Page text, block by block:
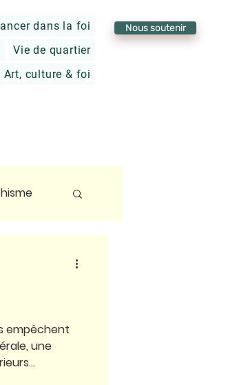
dans la foi
Vie de quartier
Art, culture & foi
Nous soutenir
empêchent
une